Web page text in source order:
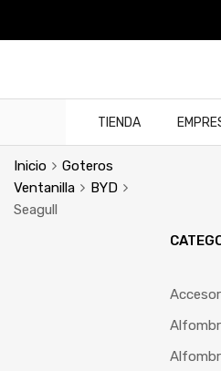
TIENDA
Inicio
Goteros
Ventanilla
BYD
Seagull